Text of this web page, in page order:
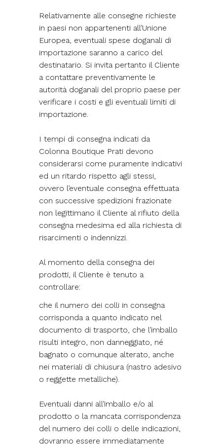
Relativamente alle consegne richieste
in paesi non appartenenti all’Unione
Europea, eventuali spese doganali di
importazione saranno a carico del
destinatario. Si invita pertanto il Cliente
a contattare preventivamente le
autorità doganali del proprio paese per
verificare i costi e gli eventuali limiti di
importazione.
I tempi di consegna indicati da
Colonna Boutique Prati devono
considerarsi come puramente indicativi
ed un ritardo rispetto agli stessi,
ovvero l’eventuale consegna effettuata
con successive spedizioni frazionate
non legittimano il Cliente al rifiuto della
consegna medesima ed alla richiesta di
risarcimenti o indennizzi.
Al momento della consegna dei
prodotti, il Cliente è tenuto a
controllare:
che il numero dei colli in consegna
corrisponda a quanto indicato nel
documento di trasporto, che l’imballo
risulti integro, non danneggiato, né
bagnato o comunque alterato, anche
nei materiali di chiusura (nastro adesivo
o reggette metalliche).
Eventuali danni all’imballo e/o al
prodotto o la mancata corrispondenza
del numero dei colli o delle indicazioni,
dovranno essere immediatamente